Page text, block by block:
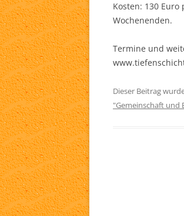
Kosten: 130
Wochenenden.
Termine und
Dieser Beitrag
"Gemeinschaft und